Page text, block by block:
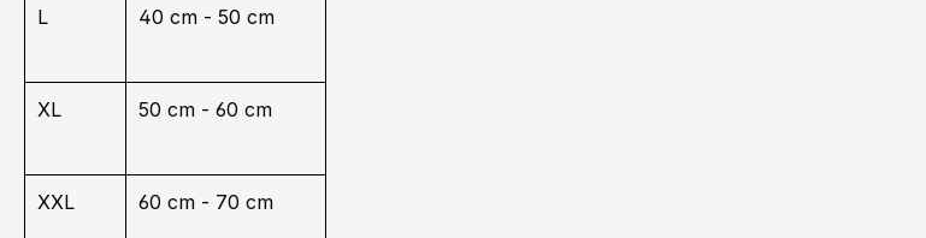
L 40 cm - 50 cm
XL 50 cm - 60 cm
XXL 60 cm - 70 cm